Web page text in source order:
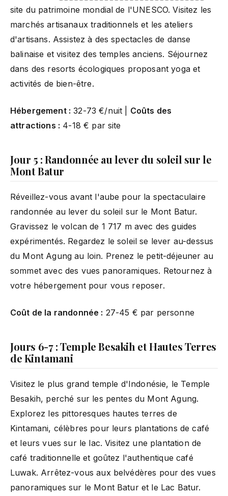
site du patrimoine mondial de l'UNESCO. Visitez les
marchés artisanaux traditionnels et les ateliers
d'artisans. Assistez à des spectacles de danse
balinaise et visitez des temples anciens. Séjournez
dans des resorts écologiques proposant yoga et
activités de bien-être.
Hébergement : 32-73 €/nuit | Coûts des
attractions : 4-18 € par site
Jour 5 : Randonnée au lever du soleil sur le
Mont Batur
Réveillez-vous avant l'aube pour la spectaculaire
randonnée au lever du soleil sur le Mont Batur.
Gravissez le volcan de 1 717 m avec des guides
expérimentés. Regardez le soleil se lever au-dessus
du Mont Agung au loin. Prenez le petit-déjeuner au
sommet avec des vues panoramiques. Retournez à
votre hébergement pour vous reposer.
Coût de la randonnée : 27-45 € par personne
Jours 6-7 : Temple Besakih et Hautes Terres
de Kintamani
Visitez le plus grand temple d'Indonésie, le Temple
Besakih, perché sur les pentes du Mont Agung.
Explorez les pittoresques hautes terres de
Kintamani, célèbres pour leurs plantations de café
et leurs vues sur le lac. Visitez une plantation de
café traditionnelle et goûtez l'authentique café
Luwak. Arrêtez-vous aux belvédères pour des vues
panoramiques sur le Mont Batur et le Lac Batur.